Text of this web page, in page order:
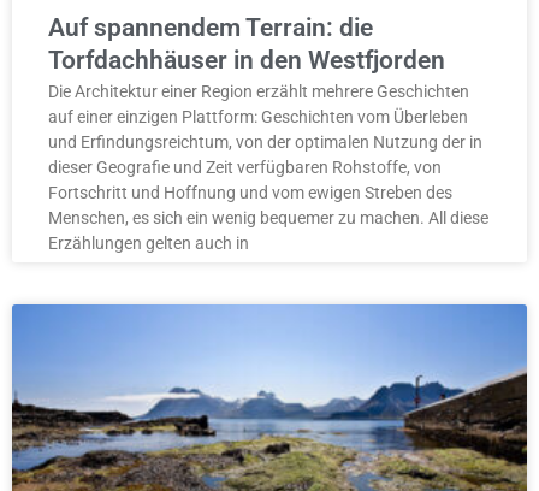
Auf spannendem Terrain: die
Torfdachhäuser in den Westfjorden
Die Architektur einer Region erzählt mehrere Geschichten
auf einer einzigen Plattform: Geschichten vom Überleben
und Erfindungsreichtum, von der optimalen Nutzung der in
dieser Geografie und Zeit verfügbaren Rohstoffe, von
Fortschritt und Hoffnung und vom ewigen Streben des
Menschen, es sich ein wenig bequemer zu machen. All diese
Erzählungen gelten auch in